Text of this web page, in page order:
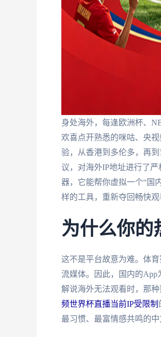
身处海外，每逢欧洲杯、
欢喜点开熟悉的咪咕、央
验，从香港到多伦多，再
议，对海外IP地址进行了
器，它能帮你虚拟一个“国
样的工具，重新夺回畅快观
为什么你的
这不是平台故意为难。体
流媒体。因此，国内的App
解说海外无法观看时，那
频世界杯直播当前IP受限制
最习惯、最富情感共鸣的